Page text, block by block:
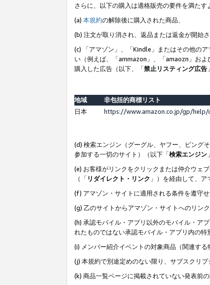
さらに、以下の購入は適格販売の要件を満た
(a) 本規約の解除後に購入された商品、
(b) 注文が取り消され、返品または返金が開始さ
(c) 「アマゾン」、「Kindle」またはその他の
い（例えば、「ammazon」、「amaozn」お
購入した広告（以下、「禁止リスティング広告
地域
非包括的商標リスト
日本
https://www.amazon.co.jp/gp/
(d) 検索エンジン（グーグル、ヤフー、ビング
参加する一切のサイト）（以下「検索エンジン
(e) お客様がリンクをクリックまたは仲介ウェ
（「 リダイレクト・リンク 」）を経由して、ア
(f) アマゾン・サイトに適用される条件を遵守
(g) 乙のサイトからアマゾン・サイトへのリン
(h) 承認モバイル・アプリ以外のモバイル・ア
れたものではない承認モバイル・アプリ内の特
(i) メンバー紹介イベントの対象商品（関連す
(j) 本規約で別途定めのない限り、サブスクリ
(k) 商品一覧ページに掲載されていない発表前